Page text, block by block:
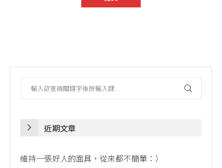
近期文章
維持一張好人的面具，從來都不簡單：）